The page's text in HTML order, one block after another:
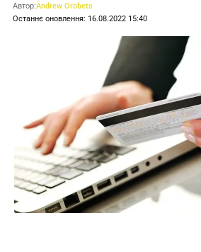
Останнє оновлення: 16.08.2022 15:40
Автор:Andrew Orobets